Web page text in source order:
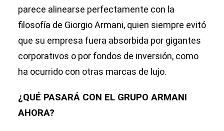
parece alinearse perfectamente con la
filosofía de Giorgio Armani, quien siempre evitó
que su empresa fuera absorbida por gigantes
corporativos o por fondos de inversión, como
ha ocurrido con otras marcas de lujo.
¿QUÉ PASARÁ CON EL GRUPO ARMANI
AHORA?